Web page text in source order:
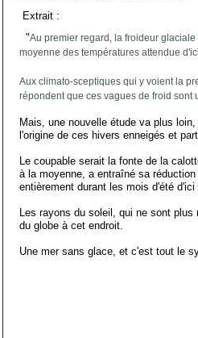
Extrait :
"Au premier regard, la froideur
moyenne des températures attendue
Aux climato-sceptiques qui y voient la
répondent que ces vagues de froid
Mais, une nouvelle étude va plus
l'origine de ces hivers enneigés et
Le coupable serait la fonte de la
à la moyenne, a entraîné sa
entièrement durant les mois d'été
Les rayons du soleil, qui ne sont
du globe à cet endroit.
Une mer sans glace, et c'est tout le